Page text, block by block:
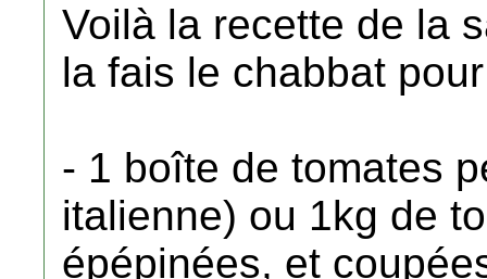
Voilà la recette de la
la fais le chabbat
- 1 boîte de tomates
italienne) ou 1kg de
épépinées, et